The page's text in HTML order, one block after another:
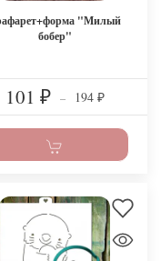
"Милый
бобер"
101 ₽ – 194 ₽